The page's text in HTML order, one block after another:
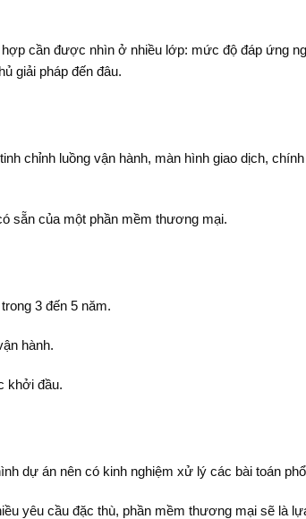
cần được nhìn ở nhiều lớp: mức độ đáp ứng
giải pháp đến đâu.
chỉnh luồng vận hành, màn hình giao dịch,
sẵn của một phần mềm thương mại.
3 đến 5 năm.
hành.
khởi đầu.
dự án nên có kinh nghiệm xử lý các bài toán
yêu cầu đặc thù, phần mềm thương mại sẽ là